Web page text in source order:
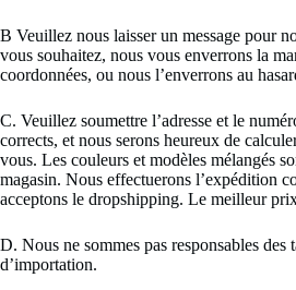
B Veuillez nous laisser un message pour
vous souhaitez, nous vous enverrons la
coordonnées, ou nous l’enverrons au
C. Veuillez soumettre l’adresse et le
corrects, et nous serons heureux de
vous. Les couleurs et modèles mélangés
magasin. Nous effectuerons l’expédition
acceptons le dropshipping. Le meilleur
D. Nous ne sommes pas responsables des
d’importation.